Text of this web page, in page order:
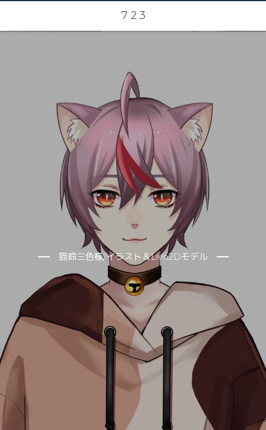
7 2 3
猫鈴三色様/イラスト＆Live2Dモデル